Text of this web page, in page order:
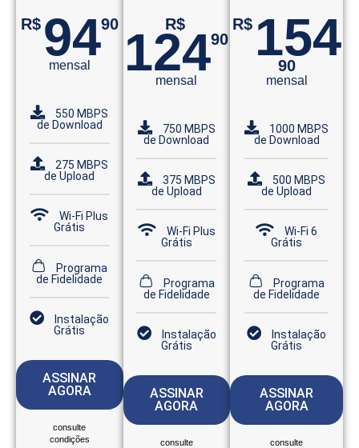
R$ 9490
mensal
550 MBPS
de Download
275 MBPS
de Upload
Wi-Fi Plus
Grátis
Programa
de Fidelidade
Instalação
Grátis
ASSINAR
AGORA
consulte
condições
R$
12490
mensal
750 MBPS
de Download
375 MBPS
de Upload
Wi-Fi Plus
Grátis
Programa
de Fidelidade
Instalação
Grátis
ASSINAR
AGORA
consulte
R$ 154
90
mensal
1000 MBPS
de Download
500 MBPS
de Upload
Wi-Fi 6
Grátis
Programa
de Fidelidade
Instalação
Grátis
ASSINAR
AGORA
consulte